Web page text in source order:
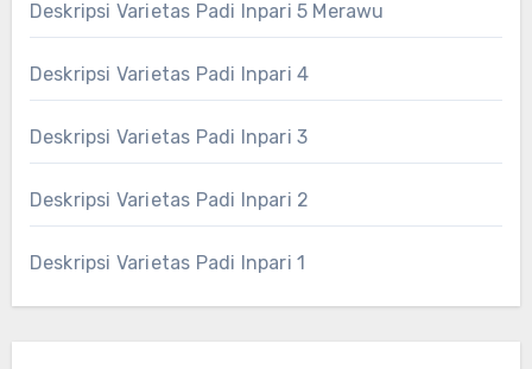
Deskripsi Varietas Padi Inpari 5 Merawu
Deskripsi Varietas Padi Inpari 4
Deskripsi Varietas Padi Inpari 3
Deskripsi Varietas Padi Inpari 2
Deskripsi Varietas Padi Inpari 1